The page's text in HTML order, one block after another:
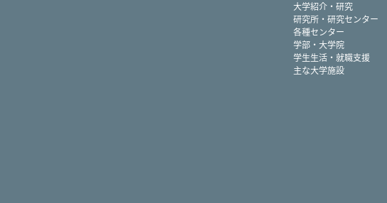
大学紹介・研究
研究所・研究センター
各種センター
学部・大学院
学生生活・就職支援
主な大学施設